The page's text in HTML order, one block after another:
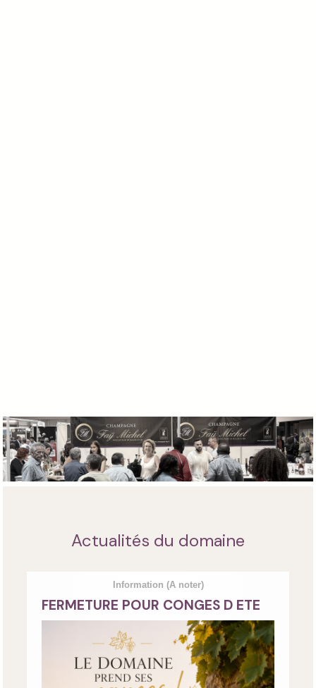
Actualités du domaine
Information (A noter)
FERMETURE POUR CONGES D ETE